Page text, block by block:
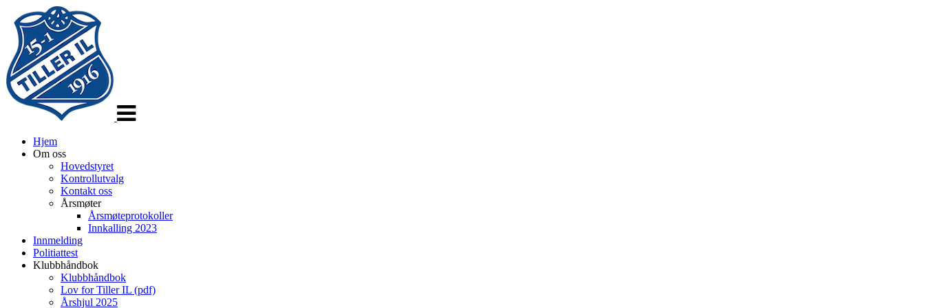
Hjem
Om oss
Hovedstyret
Kontrollutvalg
Kontakt oss
Årsmøter
Årsmøteprotokoller
Innkalling 2023
Innmelding
Politiattest
Klubbhåndbok
Klubbhåndbok
Lov for Tiller IL (pdf)
Årshjul 2025